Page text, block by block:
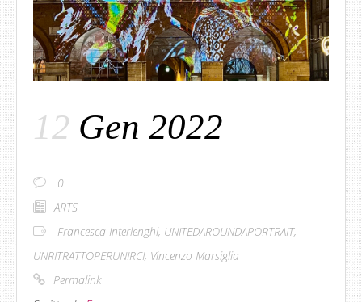
12 Gen 2022
0
ARTS
Francesca Interlenghi, UNITEDAROUNDAPORTRAIT,
UNRITRATTOPERUNIRCI, Vincenzo Marsiglia
Permalink